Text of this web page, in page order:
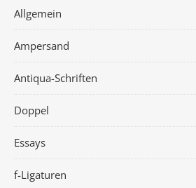
Allgemein
Ampersand
Antiqua-Schriften
Doppel
Essays
f-Ligaturen